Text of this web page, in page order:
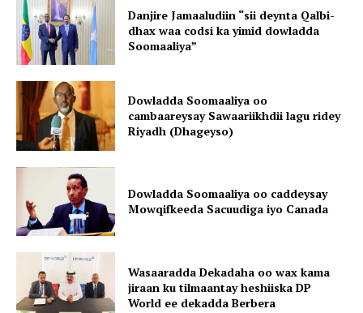
Danjire Jamaaludiin “sii deynta Qalbi-
dhax waa codsi ka yimid dowladda
Soomaaliya”
Dowladda Soomaaliya oo
cambaareysay Sawaariikhdii lagu ridey
Riyadh (Dhageyso)
Dowladda Soomaaliya oo caddeysay
Mowqifkeeda Sacuudiga iyo Canada
Wasaaradda Dekadaha oo wax kama
jiraan ku tilmaantay heshiiska DP
World ee dekadda Berbera